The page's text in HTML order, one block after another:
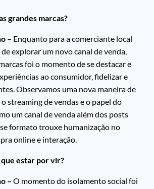
grandes marcas?
– Enquanto para a comerciante local
explorar um novo canal de venda,
foi o momento de se destacar e
ao consumidor, fidelizar e
Observamos uma nova maneira de
streaming de vendas e o papel do
um canal de venda além dos posts
formato trouxe humanização no
online e interação.
que estar por vir?
– O momento do isolamento social foi